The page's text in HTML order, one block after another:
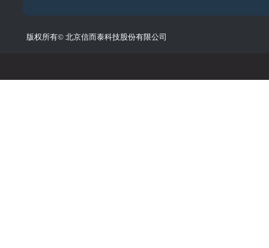
版权所有© 北京信而泰科技股份有限公司